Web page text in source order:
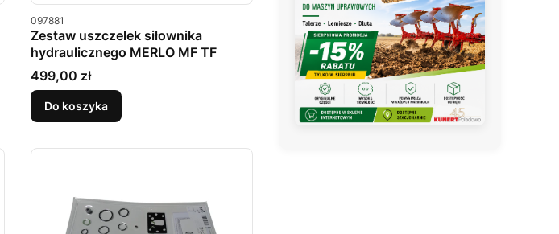
Kod produktu
097881
Zestaw uszczelek siłownika
hydraulicznego MERLO MF TF
Cena
499,00 zł
Do koszyka